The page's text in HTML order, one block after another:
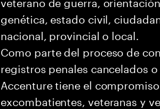
genética, estado civil,
nacional, provincial o local.
Como parte del proceso de
registros penales cancelados
Accenture tiene el
excombatientes, veteranas y